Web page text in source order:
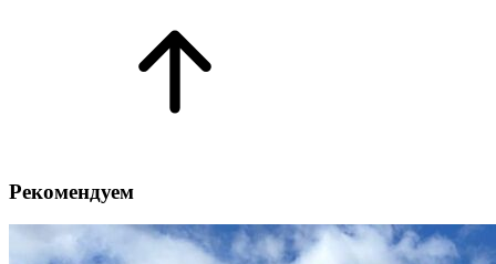
Рекомендуем